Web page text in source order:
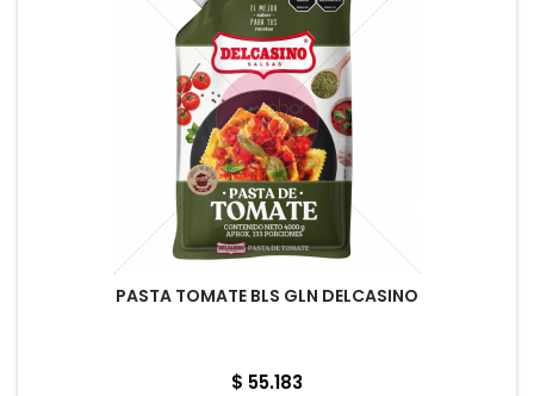
PASTA TOMATE BLS GLN DELCASINO
Precio
$ 55.183